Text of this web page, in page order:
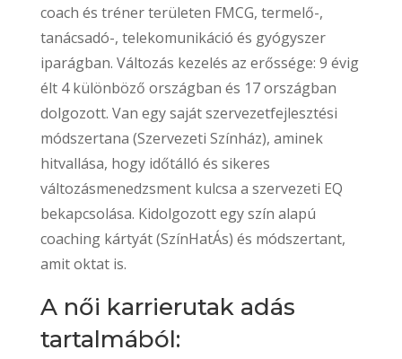
coach és tréner területen FMCG, termelő-,
tanácsadó-, telekomunikáció és gyógyszer
iparágban. Változás kezelés az erőssége: 9 évig
élt 4 különböző országban és 17 országban
dolgozott. Van egy saját szervezetfejlesztési
módszertana (Szervezeti Színház), aminek
hitvallása, hogy időtálló és sikeres
változásmenedzsment kulcsa a szervezeti EQ
bekapcsolása. Kidolgozott egy szín alapú
coaching kártyát (SzínHatÁs) és módszertant,
amit oktat is.
A női karrierutak adás
tartalmából: